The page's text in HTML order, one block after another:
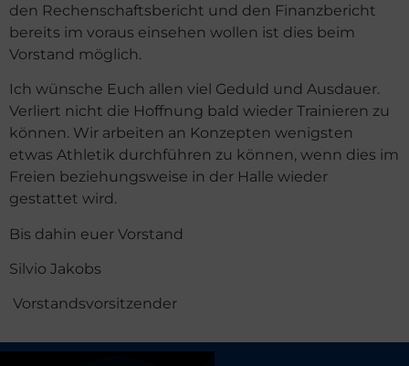
den Rechenschaftsbericht und den Finanzbericht
bereits im voraus einsehen wollen ist dies beim
Vorstand möglich.
Ich wünsche Euch allen viel Geduld und Ausdauer.
Verliert nicht die Hoffnung bald wieder Trainieren zu
können. Wir arbeiten an Konzepten wenigsten
etwas Athletik durchführen zu können, wenn dies im
Freien beziehungsweise in der Halle wieder
gestattet wird.
Bis dahin euer Vorstand
Silvio Jakobs
Vorstandsvorsitzender